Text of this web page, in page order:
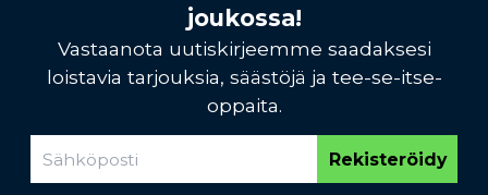
joukossa!
Vastaanota uutiskirjeemme saadaksesi
loistavia tarjouksia, säästöjä ja tee-se-itse-
oppaita.
Rekisteröidy